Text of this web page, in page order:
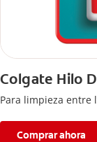
Colgate Hilo
Para limpieza entre
Comprar ahora